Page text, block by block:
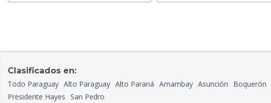
Clasificados en:
Todo Paraguay Alto Paraguay Alto Paraná Amambay Asunción Boquerón
Presidente Hayes San Pedro